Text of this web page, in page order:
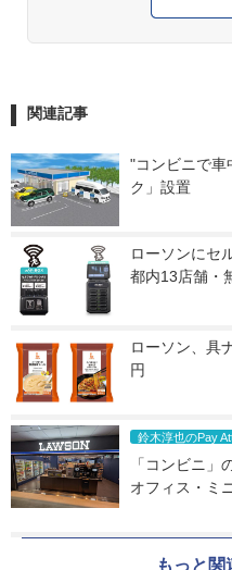
関連記事
"コンビニで車
ク」設置
ローソンにセ
都内13店舗・
ローソン、具
円
鈴木淳也のPay
「コンビニ」
オフィス・ミ
もっと関